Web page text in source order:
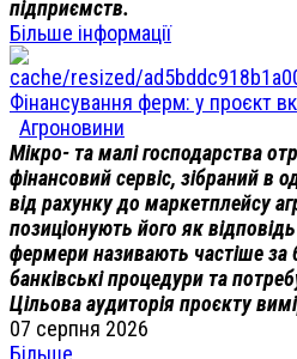
підприємств.
Більше інформації
Фінансування ферм: у проєкт
Агроновини
Мікро- та малі господарства
фінансовий сервіс, зібраний в
від рахунку до маркетплейсу
позиціонують його як
фермери називають частіше за
банківські процедури та
Цільова аудиторія проєкту
07 серпня 2026
Більше